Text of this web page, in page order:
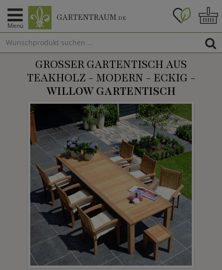
Menü
GARTENTRAUM.DE
GROSSER GARTENTISCH AUS T
EAKHOLZ - MODERN - ECKIG -
WILLOW GARTENTISCH